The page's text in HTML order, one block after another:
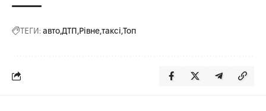
ТЕГИ: автоДТП Рівнетаксі Топ